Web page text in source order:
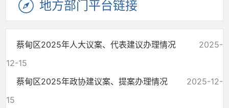
地方部门平台链接
蔡甸区2025年人大议案、代表建议办理情况
2025-
12-15
蔡甸区2025年政协建议案、提案办理情况
2025-12-
15